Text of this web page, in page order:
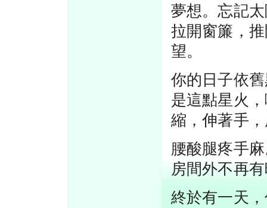
夢想。忘記
拉開窗簾，
望。
你的日子依
是這點星火
縮，伸著手
腰酸腿疼手
房間外不再
終於有一天